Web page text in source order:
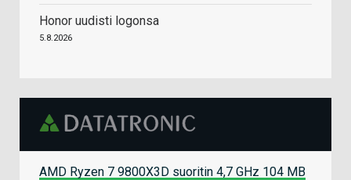
Honor uudisti logonsa
5.8.2026
AMD Ryzen 7 9800X3D suoritin 4,7 GHz 104 MB